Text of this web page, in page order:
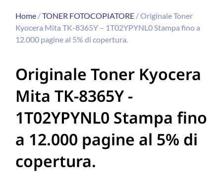
Home /TONER FOTOCOPIATORE / Originale Toner
Kyocera Mita TK-8365Y – 1T02YPYNL0 Stampa fino a
12.000 pagine al 5% di copertura.
Originale Toner Kyocera
Mita TK-8365Y -
1T02YPYNL0 Stampa fino
a 12.000 pagine al 5% di
copertura.